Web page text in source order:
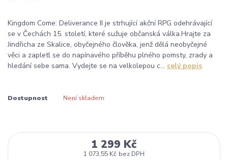
Kingdom Come: Deliverance II je strhující akční RPG odehrávající
se v Čechách 15. století, které sužuje občanská válka.Hrajte za
Jindřicha ze Skalice, obyčejného člověka, jenž dělá neobyčejné
věci a zapletl se do napínavého příběhu plného pomsty, zrady a
hledání sebe sama. Vydejte se na velkolepou c... celý popis
Dostupnost Není skladem
1 299 Kč
1 073,55 Kč bez DPH